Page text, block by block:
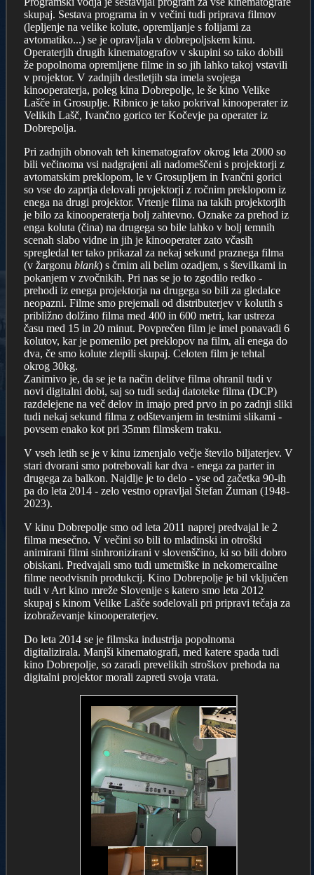
skupaj. Sestava programa in v večini tudi priprava filmov
(lepljenje na velike kolute, opremljanje s folijami za
avtomatiko...) se je opravljala v dobrepoljskem kinu.
Operaterjih drugih kinematografov v skupini so tako dobili
že popolnoma opremljene filme in so jih lahko takoj vstavili
v projektor. V zadnjih destletjih sta imela svojega
kinooperaterja, poleg kina Dobrepolje, le še kino Velike
Lašče in Grosuplje. Ribnico je tako pokrival kinooperater iz
Velikih Lašč, Ivančno gorico ter Kočevje pa operater iz
Dobrepolja.
Pri zadnjih obnovah teh kinematografov okrog leta 2000 so
bili večinoma vsi nadgrajeni ali nadomeščeni s projektorji z
avtomatskim preklopom, le v Grosupljem in Ivančni gorici
so vse do zaprtja delovali projektorji z ročnim preklopom iz
enega na drugi projektor. Vrtenje filma na takih projektorjih
je bilo za kinooperaterja bolj zahtevno. Oznake za prehod iz
enga koluta (čina) na drugega so bile lahko v bolj temnih
scenah slabo vidne in jih je kinooperater zato včasih
spregledal ter tako prikazal za nekaj sekund praznega filma
(v žargonu blank) s črnim ali belim ozadjem, s številkami in
pokanjem v zvočnikih. Pri nas se jo to zgodilo redko -
prehodi iz enega projektorja na drugega so bili za gledalce
neopazni. Filme smo prejemali od distributerjev v kolutih s
približno dolžino filma med 400 in 600 metri, kar ustreza
času med 15 in 20 minut. Povprečen film je imel ponavadi 6
kolutov, kar je pomenilo pet preklopov na film, ali enega do
dva, če smo kolute zlepili skupaj. Celoten film je tehtal
okrog 30kg.
Zanimivo je, da se je ta način delitve filma ohranil tudi v
novi digitalni dobi, saj so tudi sedaj datoteke filma (DCP)
razdelejene na več delov in imajo pred prvo in po zadnji sliki
tudi nekaj sekund filma z odštevanjem in testnimi slikami -
povsem enako kot pri 35mm filmskem traku.
V vseh letih se je v kinu izmenjalo večje število biljaterjev. V
stari dvorani smo potrebovali kar dva - enega za parter in
drugega za balkon. Najdlje je to delo - vse od začetka 90-ih
pa do leta 2014 - zelo vestno opravljal Štefan Žuman (1948-
2023).
V kinu Dobrepolje smo od leta 2011 naprej predvajal le 2
filma mesečno. V večini so bili to mladinski in otroški
animirani filmi sinhronizirani v slovenščino, ki so bili dobro
obiskani. Predvajali smo tudi umetniške in nekomercailne
filme neodvisnih produkcij. Kino Dobrepolje je bil vključen
tudi v Art kino mreže Slovenije s katero smo leta 2012
skupaj s kinom Velike Lašče sodelovali pri pripravi tečaja za
izobraževanje kinooperaterjev.
Do leta 2014 se je filmska industrija popolnoma
digitalizirala. Manjši kinematografi, med katere spada tudi
kino Dobrepolje, so zaradi prevelikih stroškov prehoda na
digitalni projektor morali zapreti svoja vrata.